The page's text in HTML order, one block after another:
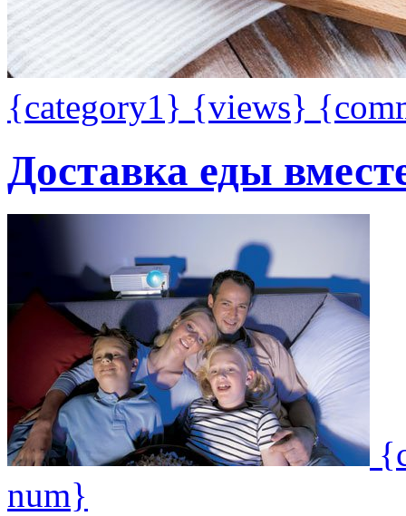
{category1} {views}
Доставка еды
num}